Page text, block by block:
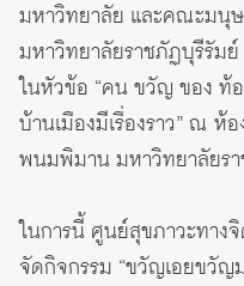
มหาวิทยาลัย และคณะมนุ
มหาวิทยาลัยราชภัฏบุรีรัม
ในหัวข้อ “คน ขวัญ ของ ท้
บ้านเมืองมีเรื่องราว” ณ ห้
พนมพิมาน มหาวิทยาลัยร
ในการนี้ ศูนย์สุขภาวะทาง
จัดกิจกรรม “ขวัญเอยขวัญ